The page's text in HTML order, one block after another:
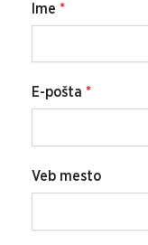
Ime *
E-pošta *
Veb mesto